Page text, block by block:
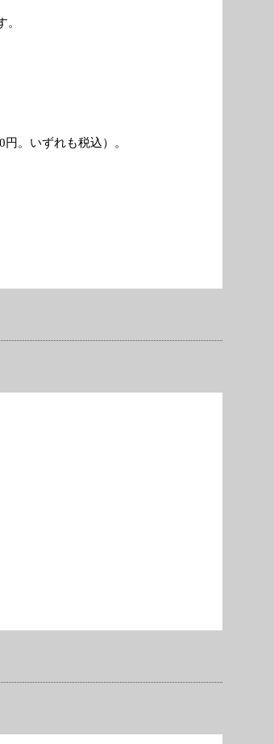
。
。いずれも税込）。